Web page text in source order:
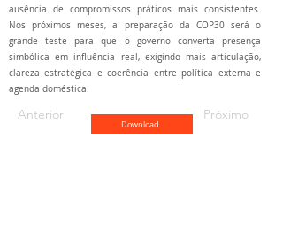
ausência de compromissos práticos mais consistentes.
Nos próximos meses, a preparação da COP30 será o
grande teste para que o governo converta presença
simbólica em influência real, exigindo mais articulação,
clareza estratégica e coerência entre política externa e
agenda doméstica.
Anterior
Download
Próximo